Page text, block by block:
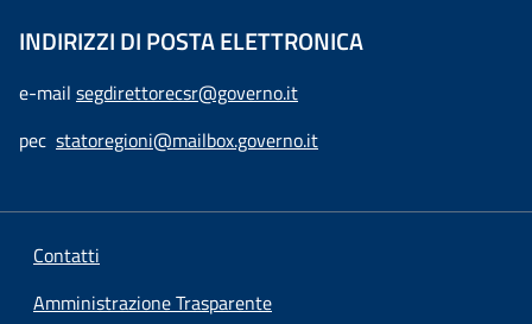
INDIRIZZI DI POSTA ELETTRONICA
e-mail segdirettorecsr@governo.it
pec statoregioni@mailbox.governo.it
Contatti
Amministrazione Trasparente